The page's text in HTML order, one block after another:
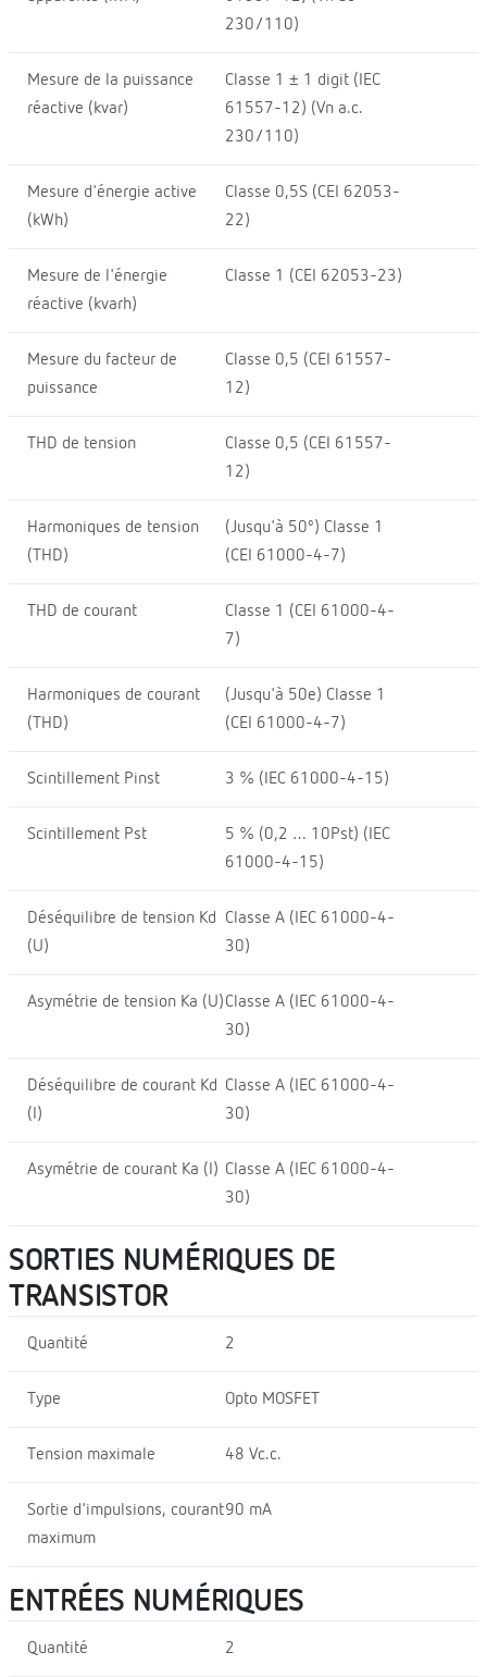
230/110)
Mesure de la puissance
réactive (kvar)
Classe 1 ± 1 digit (IEC
61557-12) (Vn a.c.
230/110)
Mesure d'énergie active
(kWh)
Classe 0,5S (CEI 62053-
22)
Mesure de l'énergie
réactive (kvarh)
Classe 1 (CEI 62053-23)
Mesure du facteur de
puissance
Classe 0,5 (CEI 61557-
12)
THD de tension
Classe 0,5 (CEI 61557-
12)
Harmoniques de tension
(THD)
(Jusqu'à 50º) Classe 1
(CEI 61000-4-7)
THD de courant
Classe 1 (CEI 61000-4-
7)
Harmoniques de courant
(THD)
(Jusqu'à 50e) Classe 1
(CEI 61000-4-7)
Scintillement Pinst 3 % (IEC 61000-4-15)
Scintillement Pst
5 % (0,2 … 10Pst) (IEC
61000-4-15)
Déséquilibre de tension Kd
(U)
Classe A (IEC 61000-4-
30)
Asymétrie de tension Ka (U)Classe A (IEC 61000-4-
30)
Déséquilibre de courant Kd
(I)
Classe A (IEC 61000-4-
30)
Asymétrie de courant Ka (I) Classe A (IEC 61000-4-
30)
SORTIES NUMÉRIQUES DE
TRANSISTOR
Quantité 2
Type Opto MOSFET
Tension maximale 48 Vc.c.
Sortie d'impulsions, courant
maximum
90 mA
ENTRÉES NUMÉRIQUES
Quantité 2